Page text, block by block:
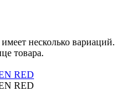
несколько вариаций.
товара.